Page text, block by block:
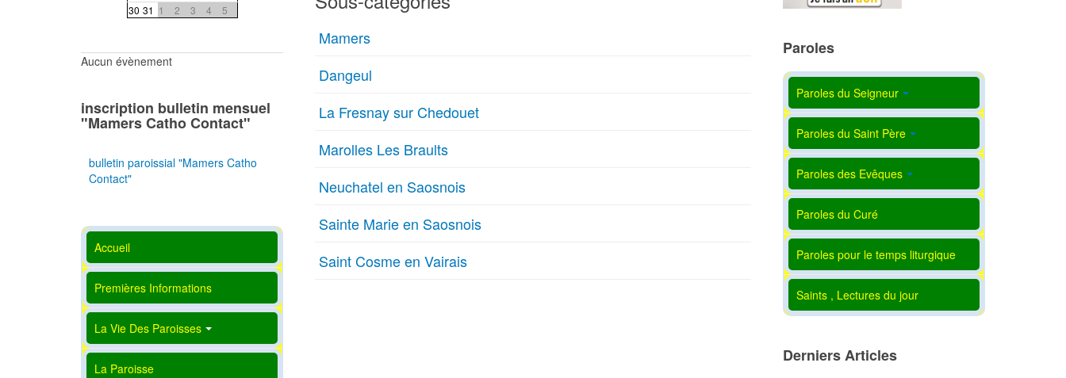
Mamers
Dangeul
La Fresnay sur Chedouet
Marolles Les Braults
Neuchatel en Saosnois
Sainte Marie en Saosnois
Saint Cosme en Vairais
30 31 1 2 3 4 5
Aucun évènement
inscription bulletin mensuel
"Mamers Catho Contact"
bulletin paroissial "Mamers Catho
Contact"
Accueil
Premières Informations
La Vie Des Paroisses
La Paroisse
Paroles
Paroles du Seigneur
Paroles du Saint Père
Paroles des Evêques
Paroles du Curé
Paroles pour le temps liturgique
Saints , Lectures du jour
Derniers Articles